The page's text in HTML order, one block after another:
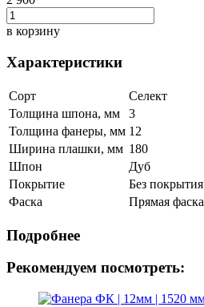
в корзину
Характеристики
Сорт
Селект
Толщина шпона, мм
3
Толщина фанеры, мм 12
Ширина плашки, мм 180
Шпон
Дуб
Покрытие
Без покрытия
Фаска
Прямая фаска
Подробнее
Рекомендуем посмотреть: